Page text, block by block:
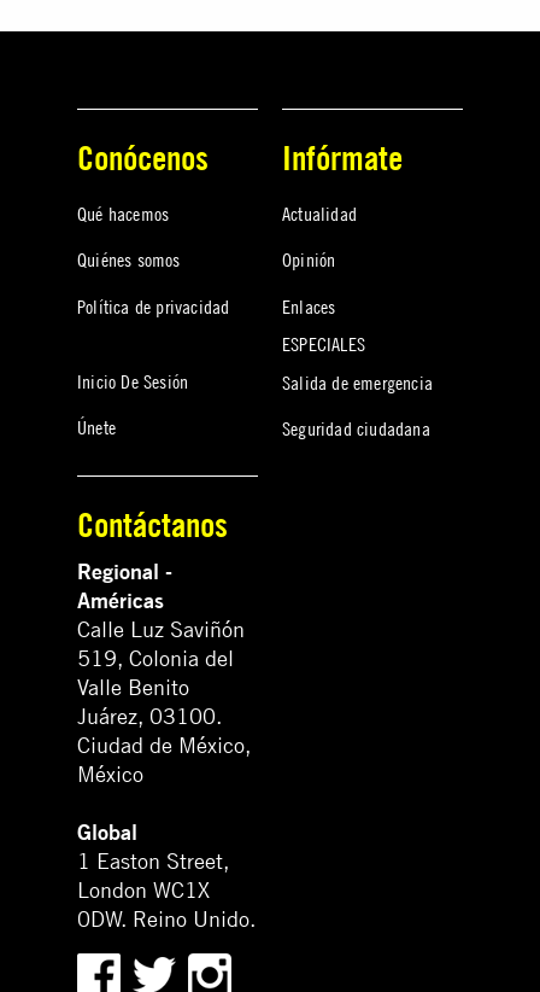
Conócenos
Qué hacemos
Quiénes somos
Política de privacidad
Inicio De Sesión
Únete
Infórmate
Actualidad
Opinión
Enlaces
ESPECIALES
Salida de emergencia
Seguridad ciudadana
Contáctanos
Regional -
Américas
Calle Luz Saviñón
519, Colonia del
Valle Benito
Juárez, 03100.
Ciudad de México,
México
Global
1 Easton Street,
London WC1X
0DW. Reino Unido.